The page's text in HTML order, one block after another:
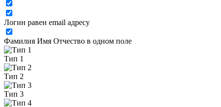
Логин равен email адресу
Фамилия Имя Отчество в одном поле
Тип 1
Тип 2
Тип 3